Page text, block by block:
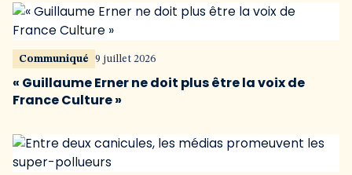
Communiqué 9 juillet 2026
« Guillaume Erner ne doit plus être la voix de
France Culture »